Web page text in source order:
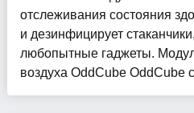
отслеживания состояния
и дезинфицирует
любопытные гаджеты.
воздуха OddCube OddCube